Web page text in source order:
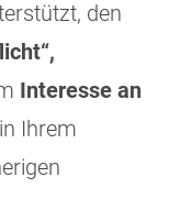
den
Interesse an
in Ihrem